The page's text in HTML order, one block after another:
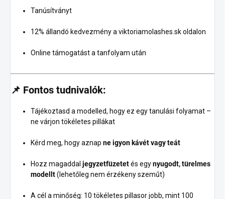
Tanúsítványt
12% állandó kedvezmény a viktoriamolashes.sk oldalon
Online támogatást a tanfolyam után
📌 Fontos tudnivalók:
Tájékoztasd a modelled, hogy ez egy tanulási folyamat –
ne várjon tökéletes pillákat
Kérd meg, hogy aznap ne igyon kávét vagy teát
Hozz magaddal jegyzetfüzetetés egynyugodt, türelmes
modellt(lehetőleg nem érzékeny szeműt)
A cél a minőség: 10 tökéletes pillasor jobb, mint 100